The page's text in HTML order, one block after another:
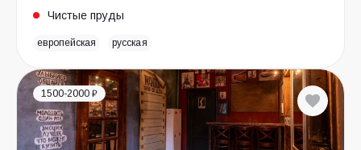
Чистые пруды
европейская русская
1500-2000 ₽